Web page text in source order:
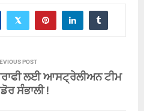
POST
ਲਈ ਆਸਟ੍ਰੇਲੀਅਨ ਟੀਮ
ਸੰਭਾਲੀ !